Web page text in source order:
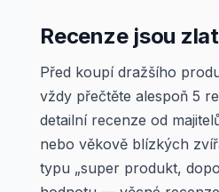
Recenze jsou
Před koupí dražšího
vždy přečtěte alespoň 5
detailní recenze od
nebo věkově blízkých
typu „super produkt,